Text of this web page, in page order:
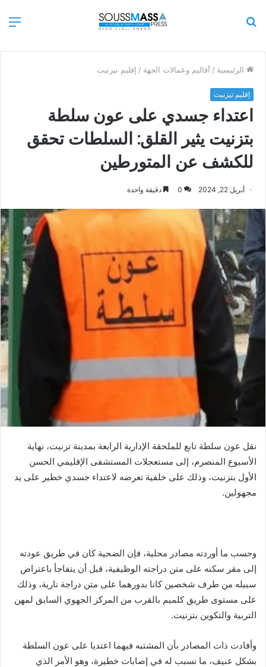
الرئيسية / أقاليم وعمالات الجهة / إقليم تيزنيت
إقليم تيزنيت
اعتداء جسدي على عون سلطة
بتزنيت يثير القلق: السلطات تحقق
للكشف عن المتورطين
أبريل 22, 2024 0 دقيقة واحدة
نقل عون سلطة تابع للملحقة الإدارية الرابعة بمدينة تزنيت، نهاية
الأسبوع المنصرم، إلى مستعجلات المستشفى الإقليمي الحسن
الأول بتزنيت، وذلك على خلفية تعرضه لاعتداء جسدي خطير على يد
مجهولين.
وحسب ما أوردته مصادر محلية، فإن الضحية كان في طريق عودته
إلى مقر سكنه على متن دراجته الوظيفية، قبل أن يتفاجأ باعتراض
سبيله من طرف شخصين كانا بدورهما على متن دراجة نارية، وذلك
على مستوى طريق كلميم بالقرب من المركز الجهوي السابق لمهن
التربية والتكوين بتزنيت.
وأفادت ذات المصادر بأن المشتبه فيهما اعتديا على عون السلطة
بشكل عنيف، ما تسبب له في إصابات خطيرة، وهو الأمر الذي